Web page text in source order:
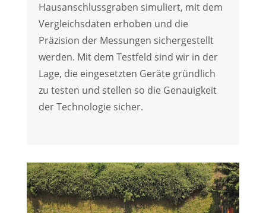
Hausanschlussgraben simuliert, mit dem
Vergleichsdaten erhoben und die
Präzision der Messungen sichergestellt
werden. Mit dem Testfeld sind wir in der
Lage, die eingesetzten Geräte gründlich
zu testen und stellen so die Genauigkeit
der Technologie sicher.